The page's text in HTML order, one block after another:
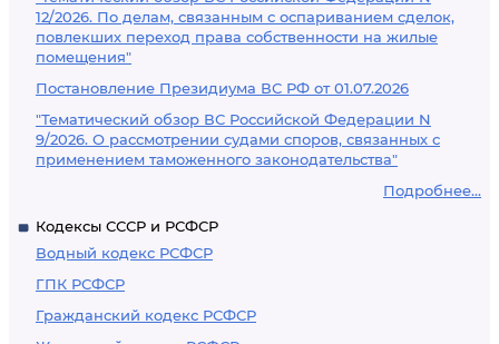
12/2026. По делам, связанным с оспариванием сделок,
повлекших переход права собственности на жилые
помещения"
Постановление Президиума ВС РФ от 01.07.2026
"Тематический обзор ВС Российской Федерации N
9/2026. О рассмотрении судами споров, связанных с
применением таможенного законодательства"
Подробнее...
Кодексы СССР и РСФСР
Водный кодекс РСФСР
ГПК РСФСР
Гражданский кодекс РСФСР